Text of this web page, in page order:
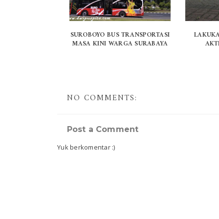
SUROBOYO BUS TRANSPORTASI
MASA KINI WARGA SURABAYA
NO COMMENTS:
Post a Comment
Yuk berkomentar :)